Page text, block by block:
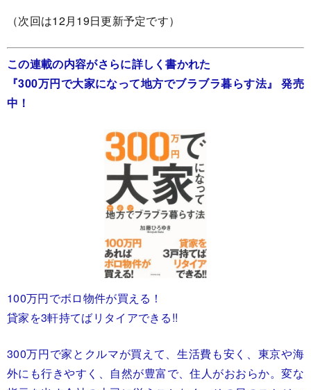
（次回は12月19日更新予定です）
この連載の内容がさらに詳しく書かれた
『300万円で大家になって地方でブラブラ暮らす法』
発売
中！
100万円でボロ物件が買える！
貸家を3軒持てばリタイアできる!!
300万円で家とクルマが買えて、生活費も安く、東京や海
外にも行きやすく、自然が豊富で、住人がおおらか。変な